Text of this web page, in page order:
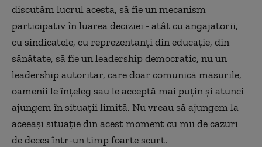
discutăm lucrul acesta, să fie un mecanism
participativ în luarea deciziei - atât cu angajatorii,
cu sindicatele, cu reprezentanți din educație, din
sănătate, să fie un leadership democratic, nu un
leadership autoritar, care doar comunică măsurile,
oamenii le înțeleg sau le acceptă mai puțin și atunci
ajungem în situații limită. Nu vreau să ajungem la
aceeași situație din acest moment cu mii de cazuri
de deces într-un timp foarte scurt.